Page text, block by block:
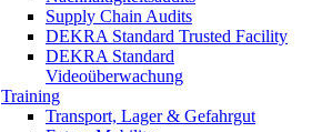
Supply Chain Audits
DEKRA Standard Trusted Facility
DEKRA Standard
Videoüberwachung
Training
Transport, Lager & Gefahrgut